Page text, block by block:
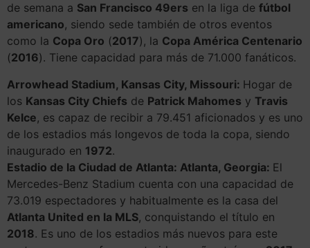
de semana a San Francisco 49ers en la liga de fútbol
americano, siendo sede también de otros eventos
como la Copa Oro (2017), la Copa América Centenario
(2016). Tiene capacidad para más de 71.000 fanáticos.
Arrowhead Stadium, Kansas City, Missouri: Hogar de
los Kansas City Chiefs de Patrick Mahomes y Travis
Kelce, es capaz de recibir a 79.451 aficionados y es uno
de los estadios más longevos de toda la copa, siendo
inaugurado en 1972.
Estadio de la Ciudad de Atlanta: Atlanta, Georgia: El
Mercedes-Benz Stadium cuenta con una capacidad de
73.019 espectadores y habitualmente es la casa del
Atlanta United en la MLS, conquistando el título en
2018. Es uno de los estadios más nuevos para este